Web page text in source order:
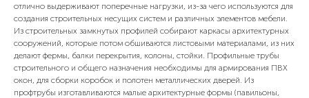
отлично выдерживают поперечные нагрузки, из-за чего используются для
создания строительных несущих систем и различных элементов мебели.
Из строительных замкнутых профилей собирают каркасы архитектурных
сооружений, которые потом обшиваются листовыми материалами, из них
делают фермы, балки перекрытия, колоны, стойки. Профильные трубы
строительного и общего назначения необходимы для армирования ПВХ
окон, для сборки коробок и полотен металлических дверей. Из
профтрубы изготавливаются малые архитектурные формы (павильоны,